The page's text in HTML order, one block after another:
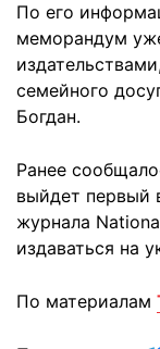
По его
меморандум
семейного
Богдан.
Ранее
выйдет первый
журнала
издаваться на
По материалам